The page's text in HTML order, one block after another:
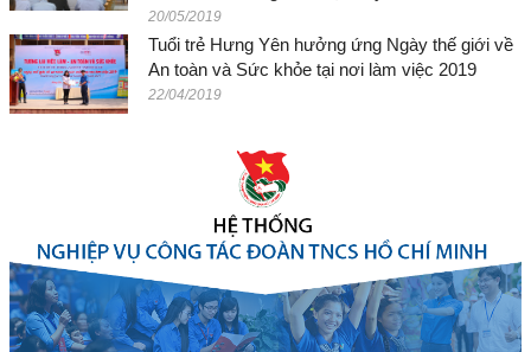
20/05/2019
Tuổi trẻ Hưng Yên hưởng ứng Ngày thế giới về
An toàn và Sức khỏe tại nơi làm việc 2019
22/04/2019